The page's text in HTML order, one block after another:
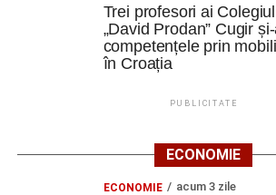
Trei profesori ai
„David Prodan” Cugir
competențele prin
în Croația
PUBLICITATE
ECONOMIE
ECONOMIE acum 3 zile